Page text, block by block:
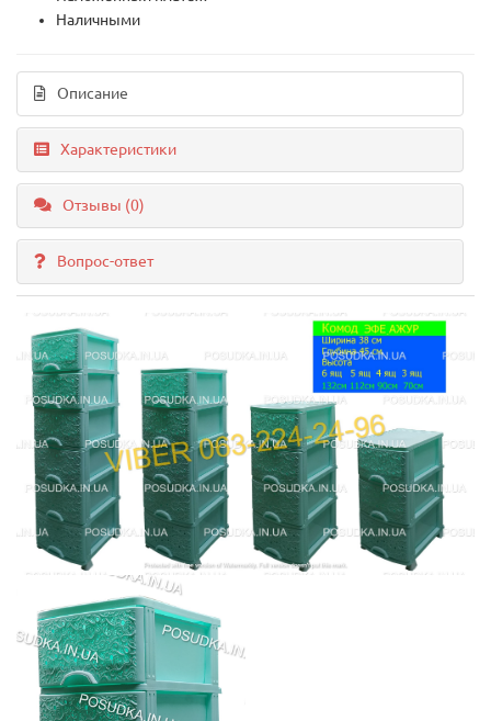
Наличными
Описание
Характеристики
Отзывы (0)
Вопрос-ответ